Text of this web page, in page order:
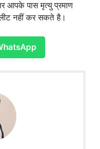
आपके पास मृत्यु प्रमाण
नहीं कर सकते है।